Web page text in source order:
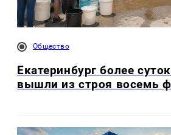
Общество
Екатеринбург более
вышли из строя восемь